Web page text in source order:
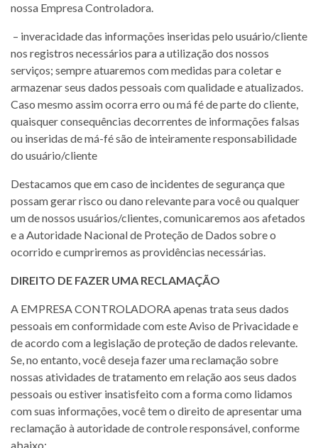
nossa Empresa Controladora.
– inveracidade das informações inseridas pelo usuário/cliente
nos registros necessários para a utilização dos nossos
serviços; sempre atuaremos com medidas para coletar e
armazenar seus dados pessoais com qualidade e atualizados.
Caso mesmo assim ocorra erro ou má fé de parte do cliente,
quaisquer consequências decorrentes de informações falsas
ou inseridas de má-fé são de inteiramente responsabilidade
do usuário/cliente
Destacamos que em caso de incidentes de segurança que
possam gerar risco ou dano relevante para você ou qualquer
um de nossos usuários/clientes, comunicaremos aos afetados
e a Autoridade Nacional de Proteção de Dados sobre o
ocorrido e cumpriremos as providências necessárias.
DIREITO DE FAZER UMA RECLAMAÇÃO
A EMPRESA CONTROLADORA apenas trata seus dados
pessoais em conformidade com este Aviso de Privacidade e
de acordo com a legislação de proteção de dados relevante.
Se, no entanto, você deseja fazer uma reclamação sobre
nossas atividades de tratamento em relação aos seus dados
pessoais ou estiver insatisfeito com a forma como lidamos
com suas informações, você tem o direito de apresentar uma
reclamação à autoridade de controle responsável, conforme
abaixo: